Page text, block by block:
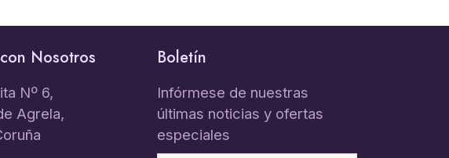
Nosotros
Nº 6,
Agrela,
Boletín
Infórmese de nuestras
últimas noticias y ofertas
especiales